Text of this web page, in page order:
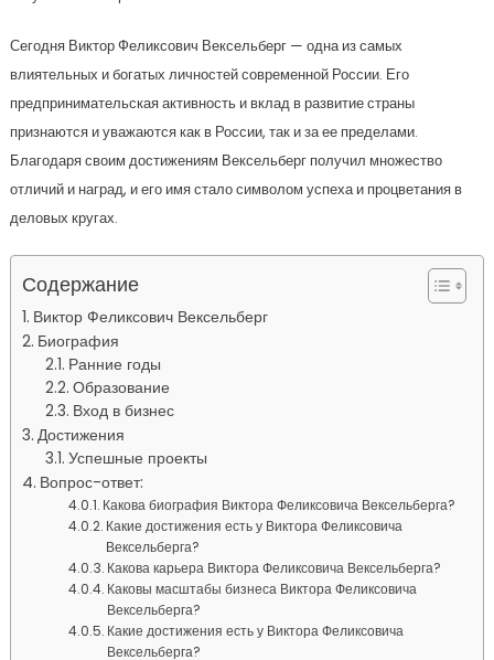
Сегодня Виктор Феликсович Вексельберг — одна из самых
влиятельных и богатых личностей современной России. Его
предпринимательская активность и вклад в развитие страны
признаются и уважаются как в России, так и за ее пределами.
Благодаря своим достижениям Вексельберг получил множество
отличий и наград, и его имя стало символом успеха и процветания в
деловых кругах.
Содержание
Виктор Феликсович Вексельберг
Биография
Ранние годы
Образование
Вход в бизнес
Достижения
Успешные проекты
Вопрос-ответ:
Какова биография Виктора Феликсовича Вексельберга?
Какие достижения есть у Виктора Феликсовича
Вексельберга?
Какова карьера Виктора Феликсовича Вексельберга?
Каковы масштабы бизнеса Виктора Феликсовича
Вексельберга?
Какие достижения есть у Виктора Феликсовича
Вексельберга?